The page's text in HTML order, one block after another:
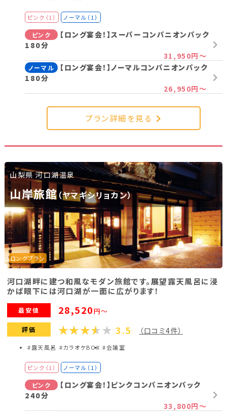
ピンク（1） ノーマル（1）
ピンク
【ロング宴会！】スーパーコンパニオンパック
180分
31,950円～
ノーマル
【ロング宴会！】ノーマルコンパニオンパック
180分
26,950円～
プラン詳細を見る
山梨県 河口湖温泉
山岸旅館（ヤマギシリョカン）
ロングプラン
河口湖畔に建つ和風なモダン旅館です。展望露天風呂に浸
かば眼下には河口湖が一面に広がります！
最安値 28,520円～
評価 3.5 （口コミ4件）
#露天風呂 #カラオケBOX #会議室
ピンク（1） ノーマル（1）
ピンク
【ロング宴会！】ピンクコンパニオンパック
240分
33,800円～